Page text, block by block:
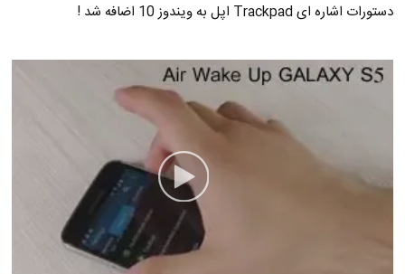
دستورات اشاره ای Trackpad اپل به ویندوز 10 اضافه شد !